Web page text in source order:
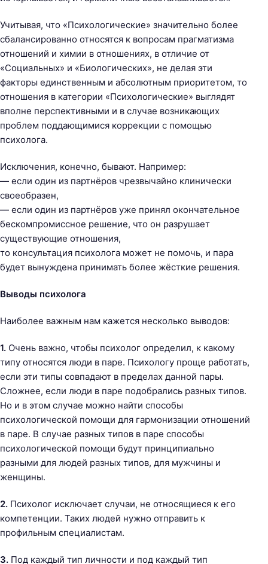
Учитывая, что «Психологические» значительно более
сбалансированно относятся к вопросам прагматизма
отношений и химии в отношениях, в отличие от
«Социальных» и «Биологических», не делая эти
факторы единственным и абсолютным приоритетом, то
отношения в категории «Психологические» выглядят
вполне перспективными и в случае возникающих
проблем поддающимися коррекции с помощью
психолога.
Исключения, конечно, бывают. Например:
— если один из партнёров чрезвычайно клинически
своеобразен,
— если один из партнёров уже принял окончательное
бескомпромиссное решение, что он разрушает
существующие отношения,
то консультация психолога может не помочь, и пара
будет вынуждена принимать более жёсткие решения.
Выводы психолога
Наиболее важным нам кажется несколько выводов:
1. Очень важно, чтобы психолог определил, к какому
типу относятся люди в паре. Психологу проще работать,
если эти типы совпадают в пределах данной пары.
Сложнее, если люди в паре подобрались разных типов.
Но и в этом случае можно найти способы
психологической помощи для гармонизации отношений
в паре. В случае разных типов в паре способы
психологической помощи будут принципиально
разными для людей разных типов, для мужчины и
женщины.
2. Психолог исключает случаи, не относящиеся к его
компетенции. Таких людей нужно отправить к
профильным специалистам.
3. Под каждый тип личности и под каждый тип